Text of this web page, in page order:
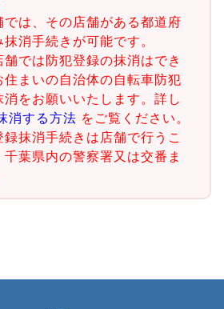
は、その店舗がある都道府
消手続きが可能です。
では防犯登録の抹消はでき
まいの自治体の自転車防犯
をお願いいたします。詳し
消する方法 をご覧ください。
抹消手続きは店舗で行うこ
葉県内の警察署又は交番ま